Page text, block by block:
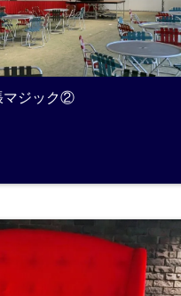
マジック②